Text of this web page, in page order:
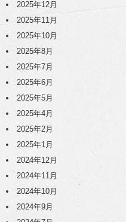
2025年12月
2025年11月
2025年10月
2025年8月
2025年7月
2025年6月
2025年5月
2025年4月
2025年2月
2025年1月
2024年12月
2024年11月
2024年10月
2024年9月